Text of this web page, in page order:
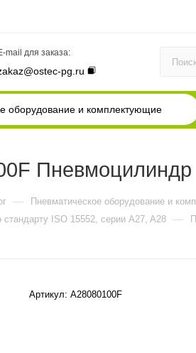
mail для заказа:
pg.ru
оборудование и комплектующие
— Пневматическое оборудование и
ISO 15552, серии A27, A28 —
Артикул: A28080100F